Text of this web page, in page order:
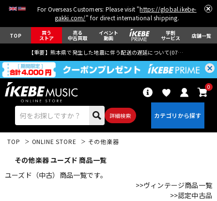
For Overseas Customers: Please visit "https://global.ikebe-
gakki.com/" for direct international shipping.
TOP 買う
ストア
売る
中古買取
イベント
動画
学割
サービス 店舗一覧
【重要】熊本県で発生した地震に伴う配送の遅延について(07月29日
詳細検索
0
アコギ/エレアコ
TOP ONLINE STORE その他楽器
その他楽器 ユーズド 商品一覧
ユーズド（中古）商品一覧です。
>>ヴィンテージ商品一覧
>>認定中古品